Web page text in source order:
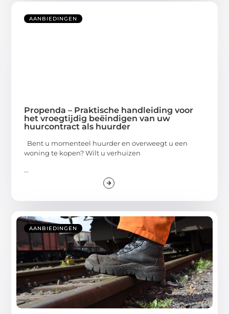
AANBIEDINGEN
Propenda – Praktische handleiding voor
het vroegtijdig beëindigen van uw
huurcontract als huurder
Bent u momenteel huurder en overweegt u een
woning te kopen? Wilt u verhuizen
...
AANBIEDINGEN